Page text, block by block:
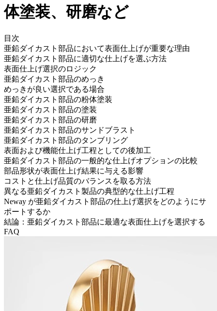
体塗装、研磨など
目次
亜鉛ダイカスト部品において表面仕上げが重要な理由
亜鉛ダイカスト部品に適切な仕上げを選ぶ方法
表面仕上げ選択のロジック
亜鉛ダイカスト部品のめっき
めっきが良い選択である場合
亜鉛ダイカスト部品の粉体塗装
亜鉛ダイカスト部品の塗装
亜鉛ダイカスト部品の研磨
亜鉛ダイカスト部品のサンドブラスト
亜鉛ダイカスト部品のタンブリング
表面および機能仕上げ工程としての後加工
亜鉛ダイカスト部品の一般的な仕上げオプションの比較
部品形状が表面仕上げ結果に与える影響
コストと仕上げ品質のバランスを取る方法
異なる亜鉛ダイカスト製品の典型的な仕上げ工程
Neway が亜鉛ダイカスト部品の仕上げ選択をどのようにサ
ポートするか
結論：亜鉛ダイカスト部品に最適な表面仕上げを選択する
FAQ